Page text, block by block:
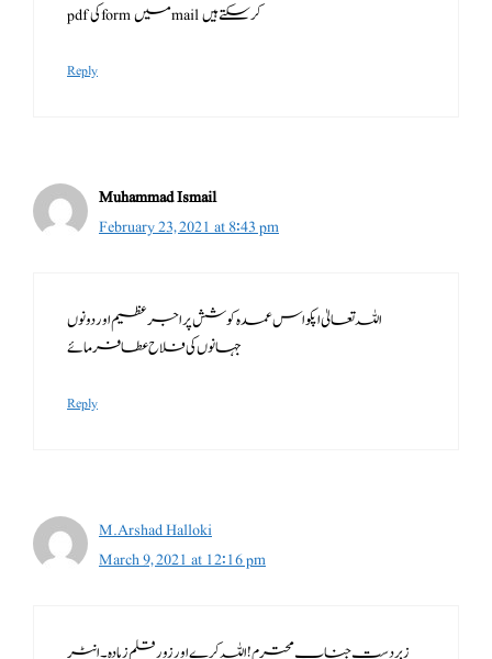
pdf کی form میں mail کر سکتے ہیں
Reply
Muhammad Ismail
February 23, 2021 at 8:43 pm
اللہ تعالیٰ اپکو اس عمدہ کوشش پر اجر عظیم اور دونوں
جہانوں کی فلاح عطا فرمائے
Reply
M.Arshad Halloki
March 9, 2021 at 12:16 pm
زبردست جناب محترم! اللہ کرے اور زور قلم زیادہ۔انٹر